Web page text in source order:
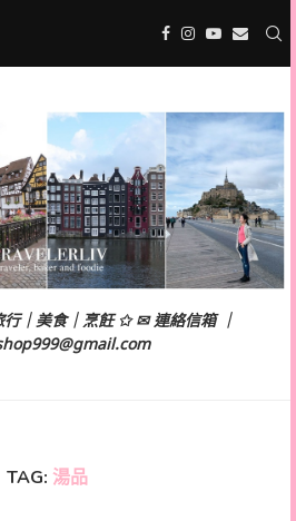
｜美食｜烹飪 ✩ ✉ 連絡信箱 ｜
TAG: 湯品